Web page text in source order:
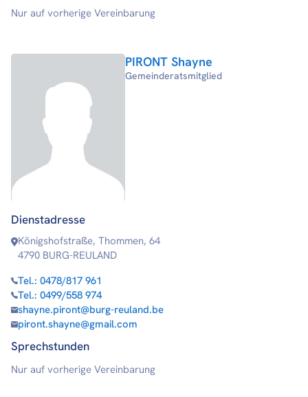
Nur auf vorherige Vereinbarung
PIRONT Shayne
Gemeinderatsmitglied
Dienstadresse
Königshofstraße, Thommen, 64
4790 BURG-REULAND
Tel.: 0478/817 961
Tel.: 0499/558 974
shayne.piront@burg-reuland.be
piront.shayne@gmail.com
Sprechstunden
Nur auf vorherige Vereinbarung